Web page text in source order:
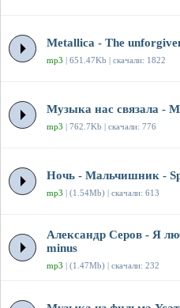
Metallica - The
mp3 | 651.47Kb | скачали: 1822
Музыка нас связала -
mp3 | 762.7Kb | скачали: 776
Ночь - Мальчишник -
mp3 | (1.54Mb) | скачали: 613
Александр Серов - Я
minus
mp3 | (1.47Mb) | скачали: 232